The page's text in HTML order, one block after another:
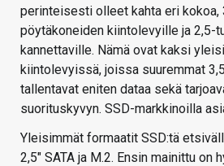
perinteisesti olleet kahta eri kokoa,
pöytäkoneiden kiintolevyille ja 2,5-
kannettaville. Nämä ovat kaksi
kiintolevyissä, joissa suuremmat
tallentavat eniten dataa sekä
suorituskyvyn. SSD-markkinoilla
Yleisimmät formaatit SSD:tä
2,5″ SATA ja M.2. Ensin mainittu on